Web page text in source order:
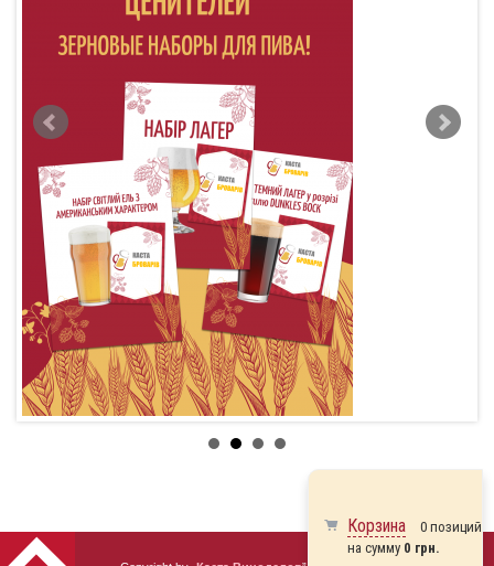
Корзина
0 позиций
на сумму 0 грн.